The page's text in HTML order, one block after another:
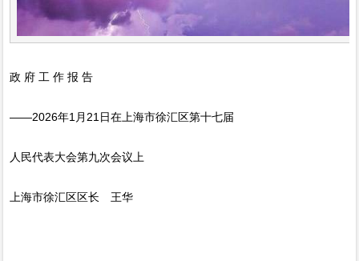
政 府 工 作 报 告
——2026年1月21日在上海市徐汇区第十七届
人民代表大会第九次会议上
上海市徐汇区区长 王华